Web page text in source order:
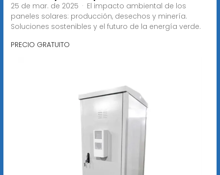
25 de mar. de 2025 · El impacto ambiental de los
paneles solares: producción, desechos y minería.
Soluciones sostenibles y el futuro de la energía verde.
PRECIO GRATUITO